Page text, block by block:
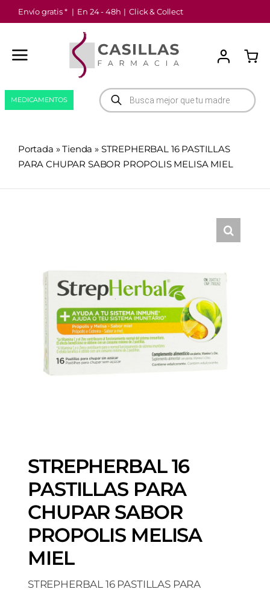
Saltar
al
Envío gratis * | En 24 - 48h | Click & Collect
Búsqueda
de
productos
MEDICAMENTOS
Portada »Tienda » STREPHERBAL 16 PASTILLAS
PARA CHUPAR SABOR PROPOLIS MELISA MIEL
STREPHERBAL 16
PASTILLAS PARA
CHUPAR SABOR
PROPOLIS MELISA
MIEL
STREPHERBAL 16 PASTILLAS PARA